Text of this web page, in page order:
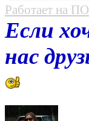
Работает на ПО
Если
нас